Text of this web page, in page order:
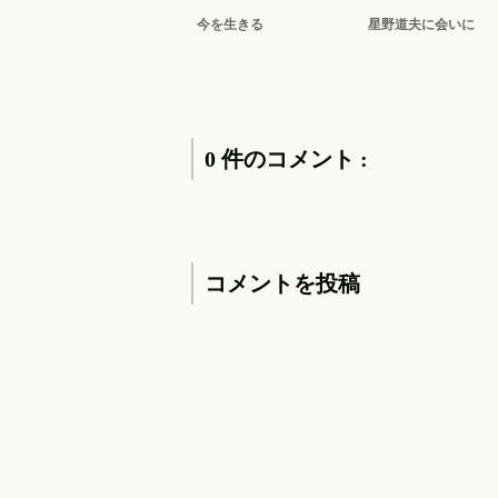
今を生きる 星野道夫に会いに
0 件のコメント :
コメントを投稿